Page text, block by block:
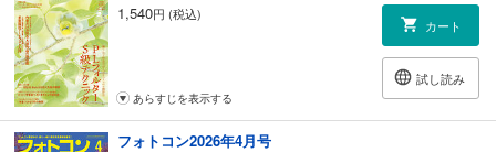
フォトコンG
155 「日本文学風土記 －宮澤賢治－」 小松健一
163 「人影」 高橋心粋
167 「HOLLYWOOD ストリートスター」 桜井 秀
173 「天使たちの交響曲 ホワイトシンフォニー」 蔡 瑩（渡辺幸江）
179 「立山讃歌」 牛島博能
1,540円 (税込)
カート
試し読み
あらすじを表示する
フォトコン2026年4月号